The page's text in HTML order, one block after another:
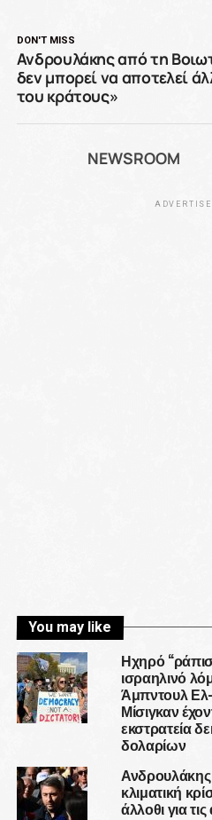
DON'T MISS
Ανδρουλάκης από τη
δεν μπορεί να αποτελεί
του κράτους»
NEWSROOM
You may like
Ηχηρό
ισραηλινό
Άμπντουλ
Μίσιγκαν
εκστρατεία
δολαρίων
κλιματική
άλλοθι για